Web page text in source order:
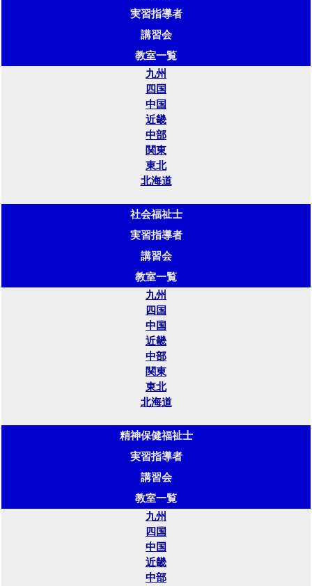
実習指導者
講習会
教室一覧
九州
四国
中国
近畿
中部
関東
東北
北海道
社会福祉士
実習指導者
講習会
教室一覧
九州
四国
中国
近畿
中部
関東
東北
北海道
精神保健福祉士
実習指導者
講習会
教室一覧
九州
四国
中国
近畿
中部